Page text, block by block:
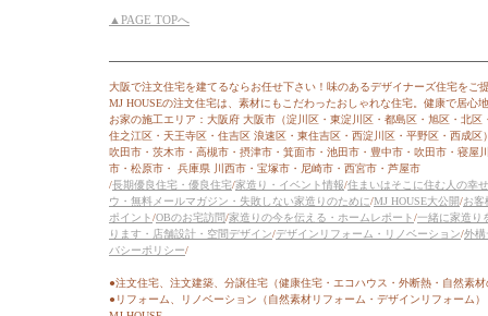
▲PAGE TOPへ
大阪で注文住宅を建てるならお任せ下さい！味のあるデザイナーズ住宅をご
MJ HOUSEの注文住宅は、素材にもこだわったおしゃれな住宅。健康で居心
お家の施工エリア：大阪府 大阪市（淀川区・東淀川区・都島区・旭区・北
住之江区・天王寺区・住吉区 浪速区・東住吉区・西淀川区・平野区・西成区
吹田市・茨木市・高槻市・摂津市・箕面市・池田市・豊中市・吹田市・寝
市・松原市・ 兵庫県 川西市・宝塚市・尼崎市・西宮市・芦屋市
/長期優良住宅・優良住宅/家造り・イベント情報/住まいはそこに住む人の幸
ウ・無料メールマガジン・失敗しない家造りのために/MJ HOUSE大公開/お客
ポイント/OBのお宅訪問/家造りの今を伝える・ホームレポート/一緒に家造り
ります・店舗設計・空間デザイン/デザインリフォーム・リノベーション/外構
バシーポリシー/
●注文住宅、注文建築、分譲住宅（健康住宅・エコハウス・外断熱・自然素
●リフォーム、リノベーション（自然素材リフォーム・デザインリフォーム）